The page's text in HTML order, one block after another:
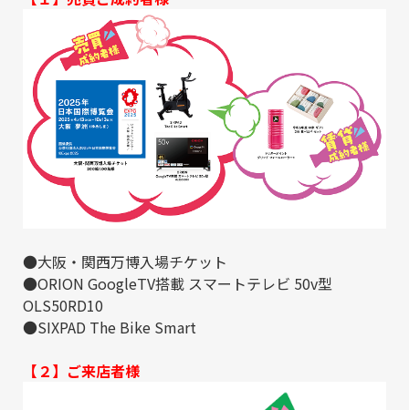
●大阪・関西万博入場チケット
●ORION GoogleTV搭載 スマートテレビ 50v型
OLS50RD10
●SIXPAD The Bike Smart
【２】ご来店者様